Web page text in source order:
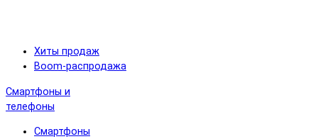
Хиты продаж
Boom-распродажа
Смартфоны и
телефоны
Смартфоны